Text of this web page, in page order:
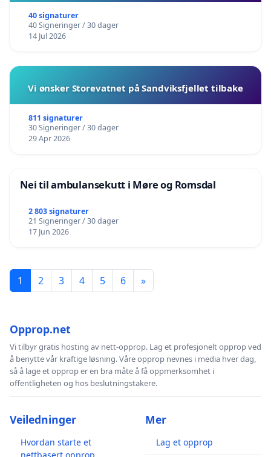
40 signaturer
40 Signeringer / 30 dager
14 Jul 2026
Vi ønsker Storevatnet på Sandviksfjellet tilbake
811 signaturer
30 Signeringer / 30 dager
29 Apr 2026
Nei til ambulansekutt i Møre og Romsdal
2 803 signaturer
21 Signeringer / 30 dager
17 Jun 2026
1 2 3 4 5 6 »
Opprop.net
Vi tilbyr gratis hosting av nett-opprop. Lag et profesjonelt opprop ved
å benytte vår kraftige løsning. Våre opprop nevnes i media hver dag,
så å lage et opprop er en bra måte å få oppmerksomhet i
offentligheten og hos beslutningstakere.
Veiledninger
Hvordan starte et
nettbasert opprop
Mer
Lag et opprop